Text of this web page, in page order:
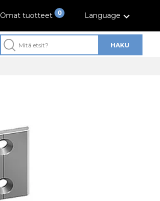
HAKU
0
Omat tuotteet Language